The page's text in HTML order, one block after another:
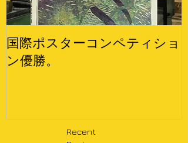
国際ポスターコンペティショ
ン優勝。
Recent